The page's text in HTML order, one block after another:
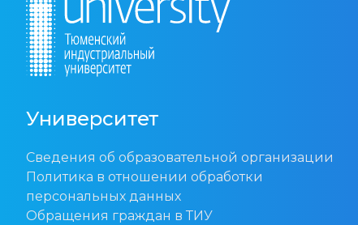
Университет
Сведения об образовательной организации
Политика в отношении обработки
персональных данных
Обращения граждан в ТИУ